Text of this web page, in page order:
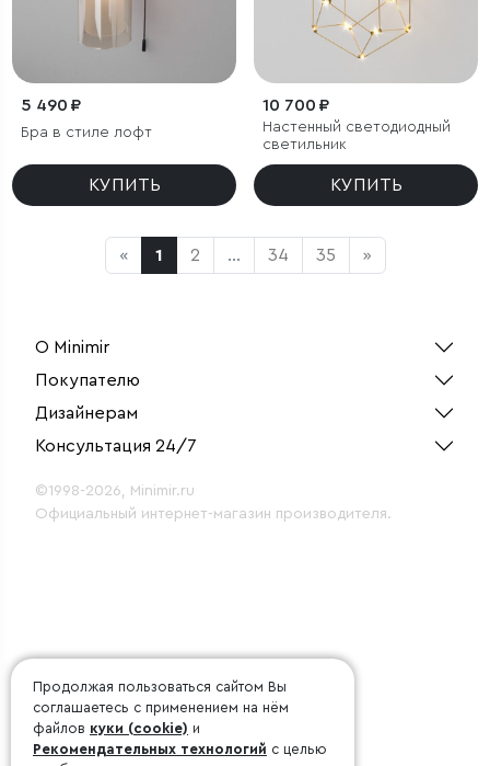
5 490 ₽
Бра в стиле лофт
КУПИТЬ
10 700 ₽
Настенный светодиодный
светильник
КУПИТЬ
« 1 2 ... 34 35 »
О Minimir
Покупателю
Дизайнерам
Консультация 24/7
©1998-2026, Minimir.ru
Официальный интернет-магазин производителя.
Продолжая пользоваться сайтом Вы
соглашаетесь с применением на нём
файлов куки (cookie) и
Рекомендательных технологий с целью